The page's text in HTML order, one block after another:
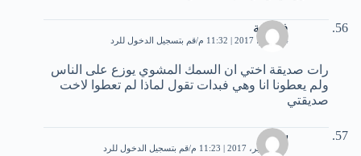
فاطمة
24 يوليو، 2017 | 11:32 م قم بتسجيل الدخول للرد
رات صديقة اختي ان السمك المشوي يوزع على الناس
ولم يعطونا انا وهي فبدات تقول لماذا لم تعطوا لاخت
صديقتي
سليم
27 سبتمبر، 2017 | 11:23 م قم بتسجيل الدخول للرد